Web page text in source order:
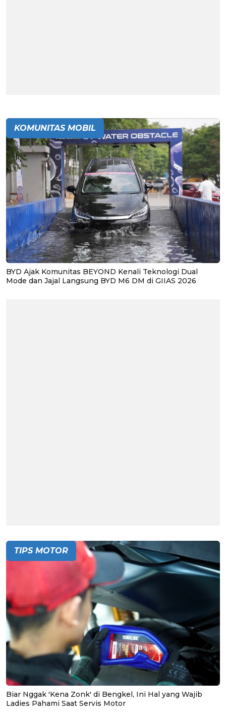
KOMUNITAS MOBIL
BYD Ajak Komunitas BEYOND Kenali Teknologi Dual
Mode dan Jajal Langsung BYD M6 DM di GIIAS 2026
TIPS MOTOR
Biar Nggak 'Kena Zonk' di Bengkel, Ini Hal yang Wajib
Ladies Pahami Saat Servis Motor